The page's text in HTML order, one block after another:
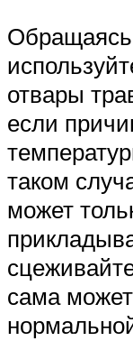
отвары
если
таком
может
сама